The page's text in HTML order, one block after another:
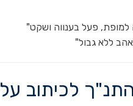
פעל בענווה ושקט"
ללא גבול"
לכיתוב על